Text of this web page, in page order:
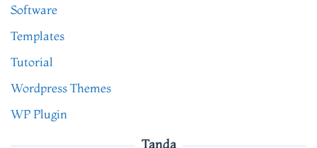
Software
Templates
Tutorial
Wordpress Themes
WP Plugin
Tanda